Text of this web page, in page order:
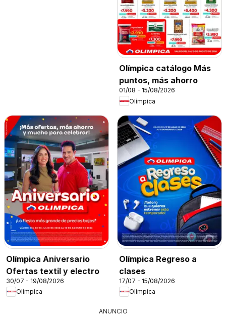
Olímpica catálogo Más
puntos, más ahorro
01/08 - 15/08/2026
Olímpica
Olímpica Aniversario
Ofertas textil y electro
30/07 - 19/08/2026
Olímpica
Olímpica Regreso a
clases
17/07 - 15/08/2026
Olímpica
ANUNCIO